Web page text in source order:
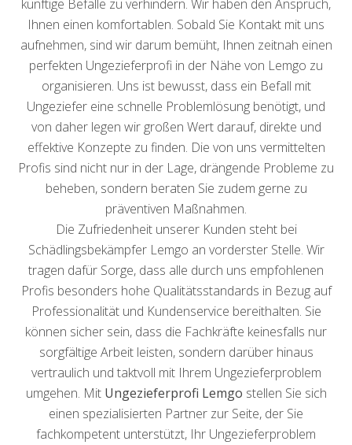
künftige Befälle zu verhindern. Wir haben den Anspruch,
Ihnen einen komfortablen. Sobald Sie Kontakt mit uns
aufnehmen, sind wir darum bemüht, Ihnen zeitnah einen
perfekten Ungezieferprofi in der Nähe von Lemgo zu
organisieren. Uns ist bewusst, dass ein Befall mit
Ungeziefer eine schnelle Problemlösung benötigt, und
von daher legen wir großen Wert darauf, direkte und
effektive Konzepte zu finden. Die von uns vermittelten
Profis sind nicht nur in der Lage, drängende Probleme zu
beheben, sondern beraten Sie zudem gerne zu
präventiven Maßnahmen.
Die Zufriedenheit unserer Kunden steht bei
Schädlingsbekämpfer Lemgo an vorderster Stelle. Wir
tragen dafür Sorge, dass alle durch uns empfohlenen
Profis besonders hohe Qualitätsstandards in Bezug auf
Professionalität und Kundenservice bereithalten. Sie
können sicher sein, dass die Fachkräfte keinesfalls nur
sorgfältige Arbeit leisten, sondern darüber hinaus
vertraulich und taktvoll mit Ihrem Ungezieferproblem
umgehen. Mit Ungezieferprofi Lemgo stellen Sie sich
einen spezialisierten Partner zur Seite, der Sie
fachkompetent unterstützt, Ihr Ungezieferproblem